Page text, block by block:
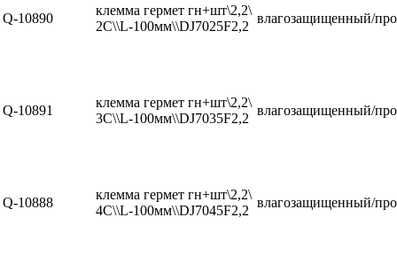
Q-10890
клемма гермет гн+шт\2,2\
2C\\L-100мм\\DJ7025F2,2
влагозащищенный/
Q-10891
клемма гермет гн+шт\2,2\
3C\\L-100мм\\DJ7035F2,2
влагозащищенный/
Q-10888
клемма гермет гн+шт\2,2\
4C\\L-100мм\\DJ7045F2,2
влагозащищенный/